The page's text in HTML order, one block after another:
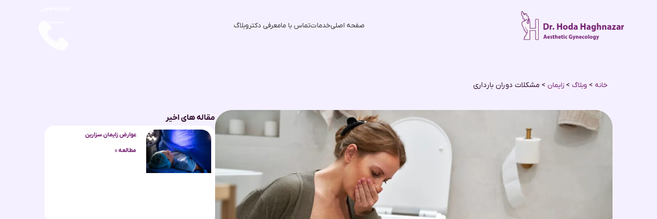
صفحه اصلیخدماتتماس با مامعرفی دکتر وبلاگ
خانه > وبلاگ > زایمان > مشکلات دوران بارداری
مقاله های اخیر
عوارض زایمان سزارین
مطالعه »